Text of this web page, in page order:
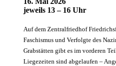
jeweils 13 – 16 Uhr
Auf dem Zentralfriedhof
Faschismus und Verfolgte des
Grabstätten gibt es im vorderen
Liegezeiten sind abgelaufen –